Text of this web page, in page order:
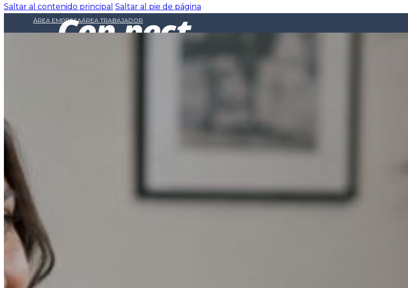
Saltar al contenido principal Saltar al pie de página
ÁREA EMPRESAÁREA TRABAJADOR
INICIO
NOSOTROS